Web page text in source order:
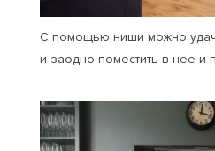
С помощью ниши можно
и заодно поместить в нее и